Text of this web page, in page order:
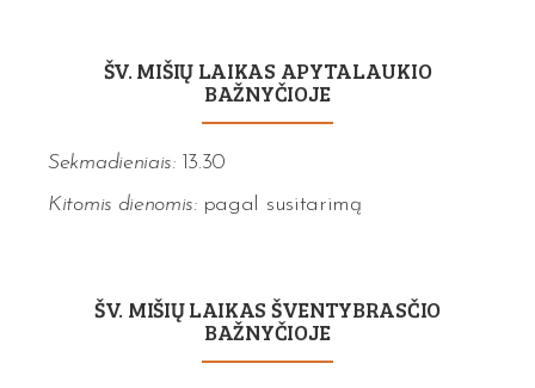
ŠV. MIŠIŲ LAIKAS APYTALAUKIO
BAŽNYČIOJE
Sekmadieniais: 13.30
Kitomis dienomis: pagal susitarimą
ŠV. MIŠIŲ LAIKAS ŠVENTYBRASČIO
BAŽNYČIOJE